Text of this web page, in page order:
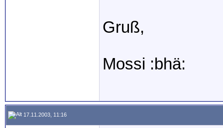
Gruß,
Mossi :bhä:
17.11.2003, 11:16